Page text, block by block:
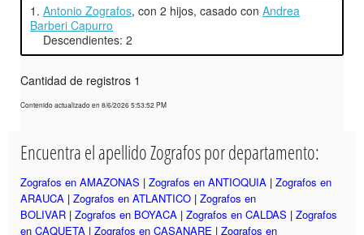
1. Antonio Zografos, con 2 hijos, casado con Andrea
Barberi Capurro
Descendientes: 2
Cantidad de registros 1
Contenido actualizado en 8/6/2026 5:53:52 PM
Encuentra el apellido Zografos por departamento:
Zografos en AMAZONAS | Zografos en ANTIOQUIA | Zografos en
ARAUCA | Zografos en ATLANTICO | Zografos en
BOLIVAR | Zografos en BOYACA | Zografos en CALDAS | Zografos
en CAQUETA | Zografos en CASANARE | Zografos en